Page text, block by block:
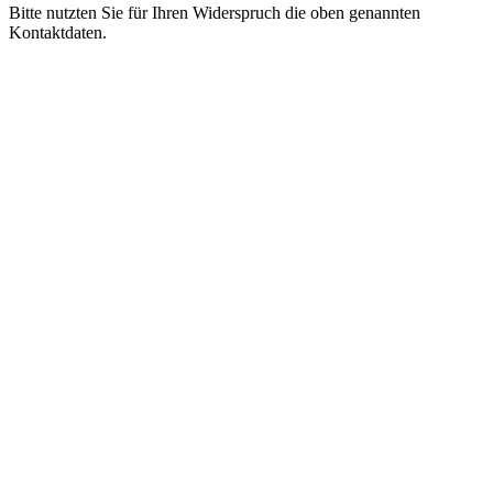
Bitte nutzten Sie für Ihren Widerspruch die oben genannten
Kontaktdaten.